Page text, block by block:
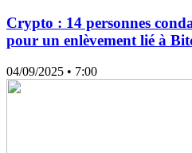
Crypto : 14 personnes
pour un enlèvement lié à
04/09/2025 • 7:00